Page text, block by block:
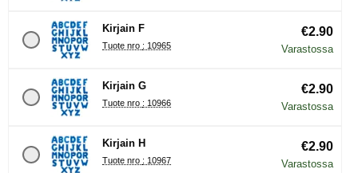
Kirjain F
Tuote nro : 10965
€2.90
Varastossa
Kirjain G
Tuote nro : 10966
€2.90
Varastossa
Kirjain H
Tuote nro : 10967
€2.90
Varastossa